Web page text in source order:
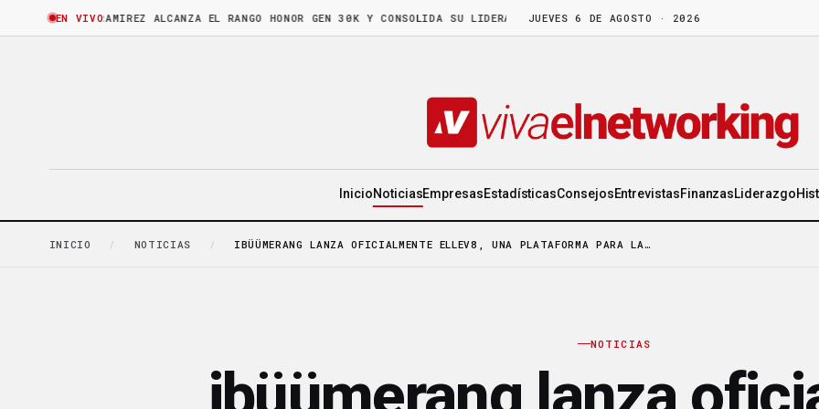
EN VIVO
BRUNO RAMIREZ ALCANZA EL RANGO HONOR GEN 30K Y CONSOLIDA SU LIDERAZGO EN WORLD GEN ·LA FRUTA MADURA NO ESPERA: HAY
JUEVES 6 DE AGOSTO · 2026
InicioNoticiasEmpresasEstadísticasConsejosEntrevistasFinanzasLiderazgo
INICIO / NOTICIAS / IBÜÜMERANG LANZA OFICIALMENTE ELLEV8, UNA PLATAFORMA PARA LA…
NOTICIAS